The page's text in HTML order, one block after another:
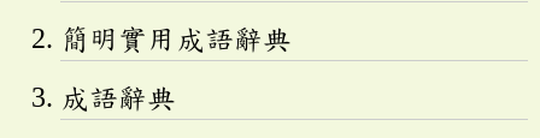
簡明實用成語辭典
成語辭典